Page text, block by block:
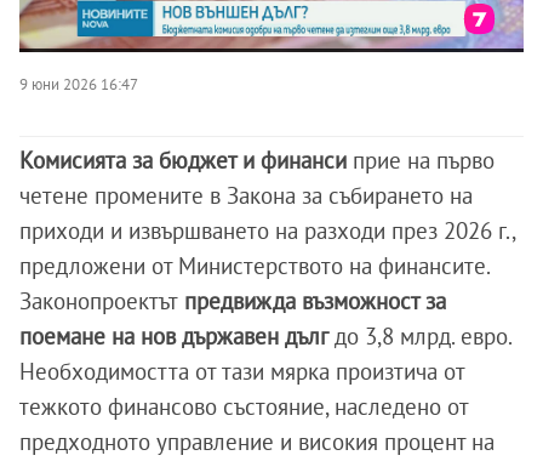
9 юни 2026 16:47
Комисията за бюджет и финанси прие на първо
четене промените в Закона за събирането на
приходи и извършването на разходи през 2026 г.,
предложени от Министерството на финансите.
Законопроектът предвижда възможност за
поемане на нов държавен дългдо 3,8 млрд. евро.
Необходимостта от тази мярка произтича от
тежкото финансово състояние, наследено от
предходното управление и високия процент на